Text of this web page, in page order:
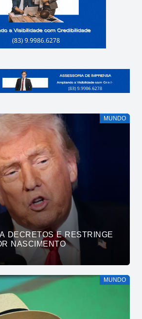
MUNDO
DECRETOS E RESTRINGE
NASCIMENTO
MUNDO